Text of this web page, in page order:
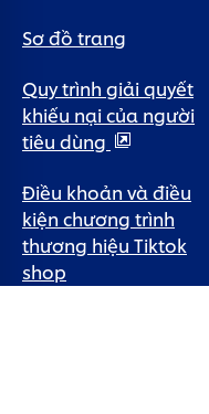
Sơ đồ trang
Quy trình giải quyết
khiếu nại của người
tiêu dùng
Điều khoản và điều
kiện chương trình
thương hiệu Tiktok
shop